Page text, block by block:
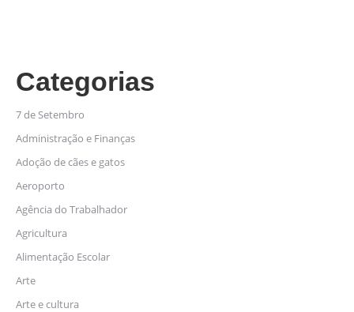
Categorias
7 de Setembro
Administração e Finanças
Adoção de cães e gatos
Aeroporto
Agência do Trabalhador
Agricultura
Alimentação Escolar
Arte
Arte e cultura